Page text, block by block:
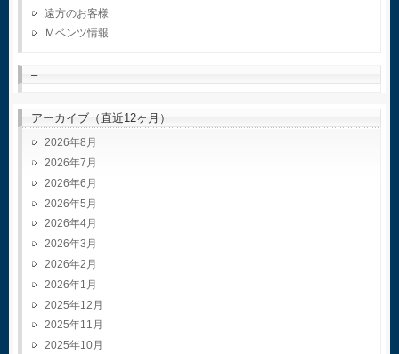
遠方のお客様
Ｍベンツ情報
–
アーカイブ（直近12ヶ月）
2026年8月
2026年7月
2026年6月
2026年5月
2026年4月
2026年3月
2026年2月
2026年1月
2025年12月
2025年11月
2025年10月